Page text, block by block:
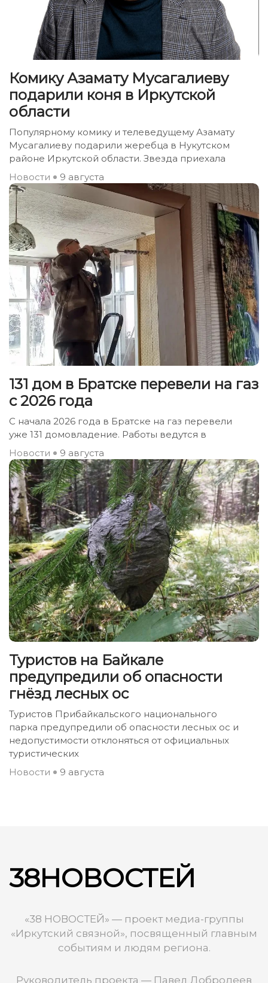
Комику Азамату Мусагалиеву
подарили коня в Иркутской
области
Популярному комику и телеведущему Азамату
Мусагалиеву подарили жеребца в Нукутском
районе Иркутской области. Звезда приехала
Новости
9 августа
131 дом в Братске перевели на газ
с 2026 года
С начала 2026 года в Братске на газ перевели
уже 131 домовладение. Работы ведутся в
Новости
9 августа
Туристов на Байкале
предупредили об опасности
гнёзд лесных ос
Туристов Прибайкальского национального
парка предупредили об опасности лесных ос и
недопустимости отклоняться от официальных
туристических
Новости
9 августа
38НОВОСТЕЙ
«38 НОВОСТЕЙ» — проект медиа-группы
«Иркутский связной», посвященный главным
событиям и людям региона.
Руководитель проекта — Павел Добродеев